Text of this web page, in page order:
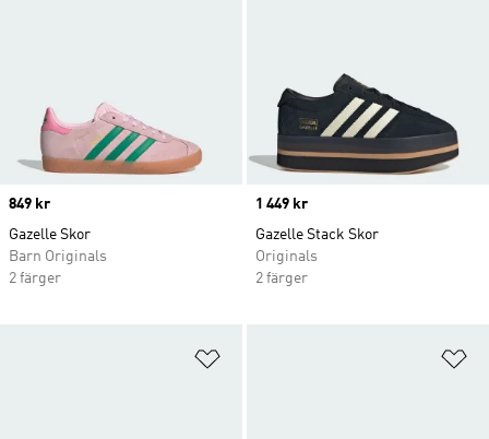
Price
849 kr
Gazelle Skor
Barn Originals
2 färger
Price
1 449 kr
Gazelle Stack Skor
Originals
2 färger